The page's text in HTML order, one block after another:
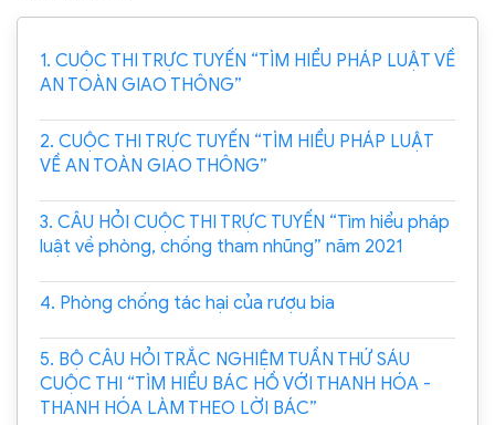
1. CUỘC THI TRỰC TUYẾN “TÌM HIỂU PHÁP LUẬT VỀ
AN TOÀN GIAO THÔNG”
2. CUỘC THI TRỰC TUYẾN “TÌM HIỂU PHÁP LUẬT
VỀ AN TOÀN GIAO THÔNG”
3. CÂU HỎI CUỘC THI TRỰC TUYẾN “Tìm hiểu pháp
luật về phòng, chống tham nhũng” năm 2021
4. Phòng chống tác hại của rượu bia
5. BỘ CÂU HỎI TRẮC NGHIỆM TUẦN THỨ SÁU
CUỘC THI “TÌM HIỂU BÁC HỒ VỚI THANH HÓA -
THANH HÓA LÀM THEO LỜI BÁC”